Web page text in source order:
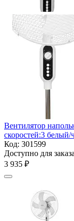
Вентилятор
скоростей:3
Код: 301599
Доступно для заказа
3 935 ₽